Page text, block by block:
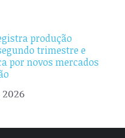
produção
trimestre e
por novos mercados
2026